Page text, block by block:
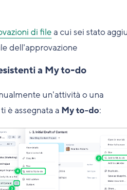
di filea cui sei stato
dell'approvazione
a My to-do
un'attività o una
è assegnata a My to-do: